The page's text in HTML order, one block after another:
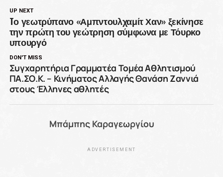
UP NEXT
Tο γεωτρύπανο «Αμπντουλχαμίτ Χαν» ξεκίνησε
την πρώτη του γεώτρηση σύμφωνα με Τόυρκο
υπουργό
DON'T MISS
Συγχαρητήρια Γραμματέα Τομέα Αθλητισμού
ΠΑ.ΣΟ.Κ. – Κινήματος Αλλαγής Θανάση Ζαννιά
στους Έλληνες αθλητές
Μπάμπης Καραγεωργίου
ADVERTISEMENT